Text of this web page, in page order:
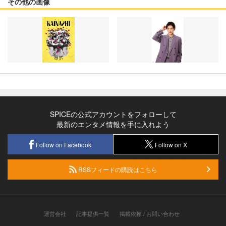
SPICEの公式アカウントをフォローして
最新のエンタメ情報を手に入れよう
Follow on Facebook Follow on X
RSSフィードの購読はこちら
運営会社 記事提供一覧
掲載依頼 / お問い合わせ